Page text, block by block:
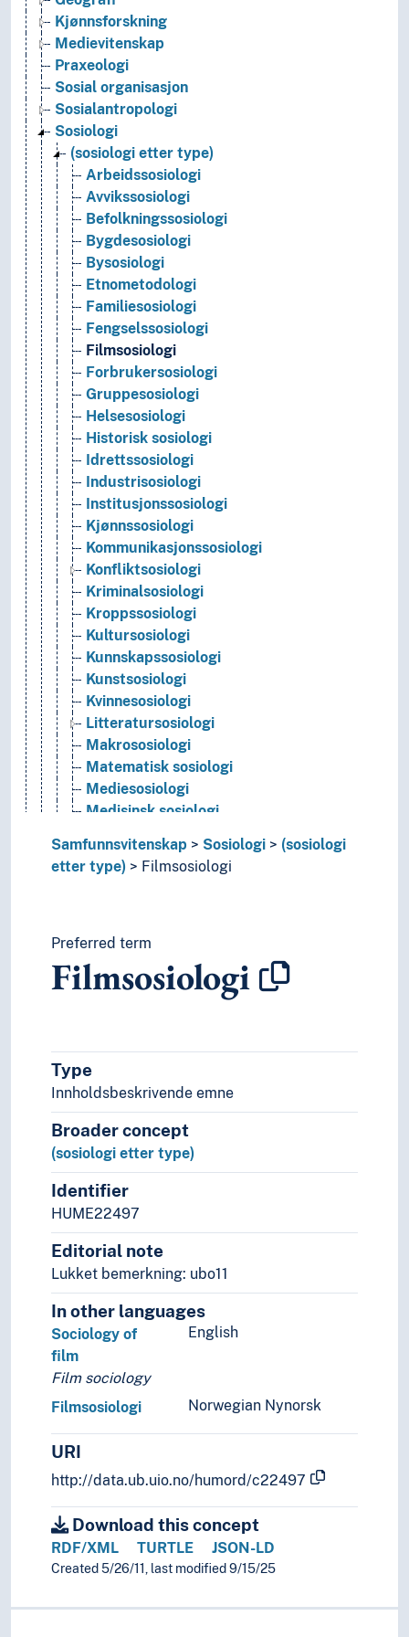
Kjønnsforskning
Medievitenskap
Praxeologi
Sosial organisasjon
Sosialantropologi
Sosiologi
(sosiologi etter type)
Arbeidssosiologi
Avvikssosiologi
Befolkningssosiologi
Bygdesosiologi
Bysosiologi
Etnometodologi
Familiesosiologi
Fengselssosiologi
Filmsosiologi
Forbrukersosiologi
Gruppesosiologi
Helsesosiologi
Historisk sosiologi
Idrettssosiologi
Industrisosiologi
Institusjonssosiologi
Kjønnssosiologi
Kommunikasjonssosiologi
Konfliktsosiologi
Kriminalsosiologi
Kroppssosiologi
Kultursosiologi
Kunnskapssosiologi
Kunstsosiologi
Kvinnesosiologi
Litteratursosiologi
Makrososiologi
Matematisk sosiologi
Mediesosiologi
Medisinsk sosiologi
Militærsosiologi
Miljøsosiologi
Organisasjonssosiologi
Politisk sosiologi
Politisosiologi
Religiøs kompleksitet
Rettssosiologi
Sosiobiologi
Sosiolingvistikk
Teatersosiologi
Tidssosiologi
Ungdomssosiologi
Utdanningssosiologi
Vitenskapssosiologi
Økonomisk sosiologi
Arbeidsliv
Kriminologi
Samfunn
Samfunnstilstand
Sexologi
Sosiale aspekter
Sosiale kontrakter
Sosiale prosesser
Sosiale relasjoner
Sosiale strukturer
Sosiale ulikheter
Sosialstatistikk
Samfunnsvitenskap Sosiologi
(sosiologi
etter type)
Filmsosiologi
Preferred term
Filmsosiologi
Type
Innholdsbeskrivende emne
Broader concept
(sosiologi etter type)
Identifier
HUME22497
Editorial note
Lukket bemerkning: ubo11
In other languages
English
Sociology of
film
Film sociology
Norwegian Nynorsk
Filmsosiologi
URI
http://data.ub.uio.no/humord/c22497
Download this concept
RDF/XML TURTLE JSON-LD
Created 5/26/11, last modified 9/15/25